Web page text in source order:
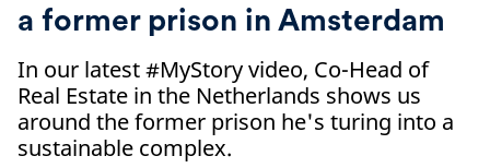
a former prison in Amsterdam
In our latest #MyStory video, Co-Head of
Real Estate in the Netherlands shows us
around the former prison he's turing into a
sustainable complex.